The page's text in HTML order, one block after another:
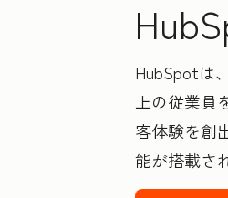
HubSpotは
上の従業員
客体験を創
能が搭載さ